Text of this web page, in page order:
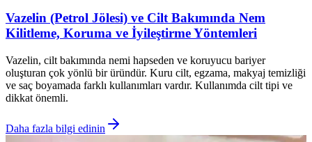
Vazelin (Petrol Jölesi) ve Cilt Bakımında Nem
Kilitleme, Koruma ve İyileştirme Yöntemleri
Vazelin, cilt bakımında nemi hapseden ve koruyucu bariyer
oluşturan çok yönlü bir üründür. Kuru cilt, egzama, makyaj temizliği
ve saç boyamada farklı kullanımları vardır. Kullanımda cilt tipi ve
dikkat önemli.
Daha fazla bilgi edinin